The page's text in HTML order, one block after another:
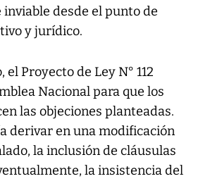
desde el punto de
y jurídico.
Proyecto de Ley N° 112
Nacional para que los
las objeciones planteadas.
derivar en una modificación
la inclusión de cláusulas
la insistencia del